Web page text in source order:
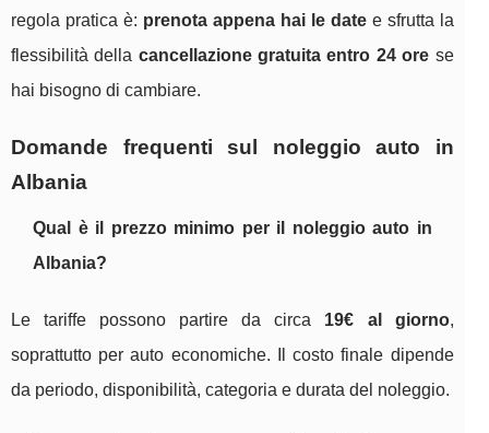
regola pratica è: prenota appena hai le datee sfrutta la
flessibilità della cancellazione gratuita entro 24 ore se
hai bisogno di cambiare.
Domande frequenti sul noleggio auto in
Albania
Qual è il prezzo minimo per il noleggio auto in
Albania?
Le tariffe possono partire da circa 19€ al giorno,
soprattutto per auto economiche. Il costo finale dipende
da periodo, disponibilità, categoria e durata del noleggio.